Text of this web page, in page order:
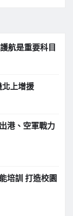
航是重要科目
上增援
港、空軍戰力
培訓 打造校園